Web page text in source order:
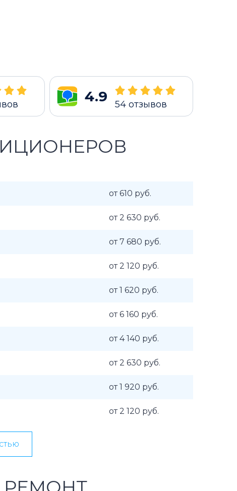
4.9 54отзывов
от 610 руб.
от 2 630 руб.
от 7 680 руб.
от 2 120 руб.
от 1 620 руб.
от 6 160 руб.
от 4 140 руб.
от 2 630 руб.
от 1 920 руб.
от 2 120 руб.